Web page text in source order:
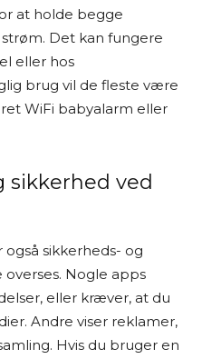
at holde begge
Det kan fungere
eller hos
brug vil de fleste være
WiFi babyalarm eller
ved
sikkerheds- og
Nogle apps
eller kræver, at du
Andre viser reklamer,
Hvis du bruger en